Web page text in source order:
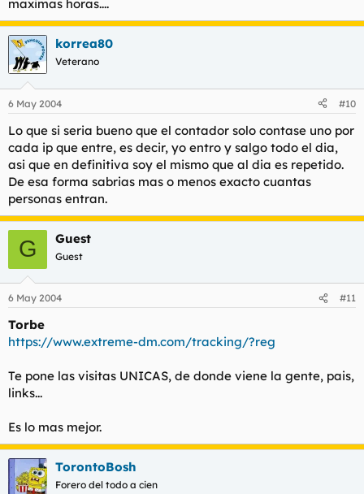
maximas horas....
korrea80
Veterano
6 May 2004 #10
Lo que si seria bueno que el contador solo contase uno por
cada ip que entre, es decir, yo entro y salgo todo el dia,
asi que en definitiva soy el mismo que al dia es repetido.
De esa forma sabrias mas o menos exacto cuantas
personas entran.
G Guest
Guest
6 May 2004 #11
Torbe
https://www.extreme-dm.com/tracking/?reg
Te pone las visitas UNICAS, de donde viene la gente, pais,
links...
Es lo mas mejor.
TorontoBosh
Forero del todo a cien